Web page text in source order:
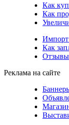
Как
Как
Импорт
Как
Отзывы
Реклама на сайте